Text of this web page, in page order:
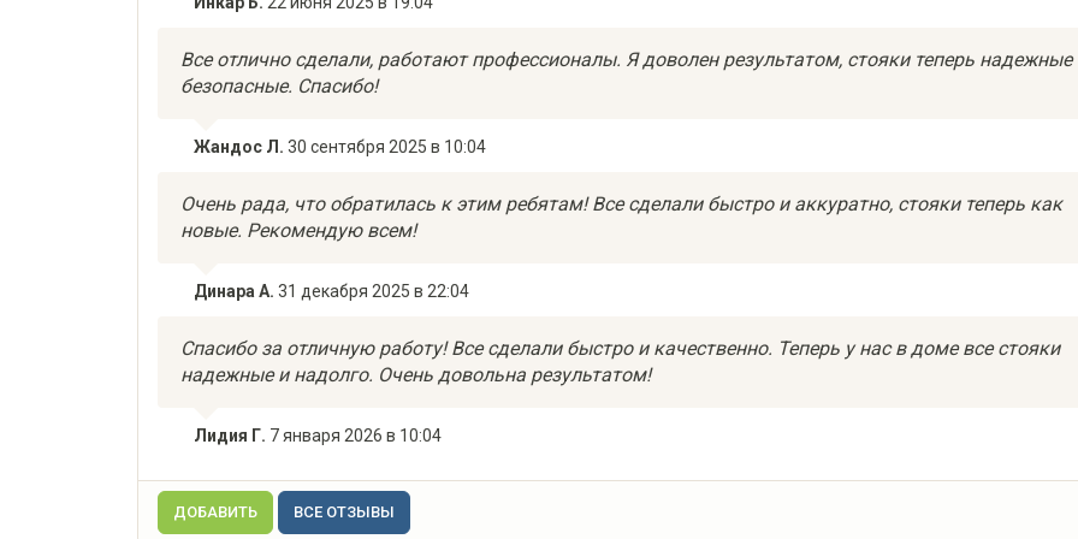
Все отлично сделали, работают профессионалы. Я доволен результатом, стояки теперь надежные
безопасные. Спасибо!
Жандос Л. 30 сентября 2025 в 10:04
Очень рада, что обратилась к этим ребятам! Все сделали быстро и аккуратно, стояки теперь как
новые. Рекомендую всем!
Динара А. 31 декабря 2025 в 22:04
Спасибо за отличную работу! Все сделали быстро и качественно. Теперь у нас в доме все стояки
надежные и надолго. Очень довольна результатом!
Лидия Г. 7 января 2026 в 10:04
ДОБАВИТЬ ВСЕ ОТЗЫВЫ